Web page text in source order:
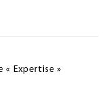
Expertise »